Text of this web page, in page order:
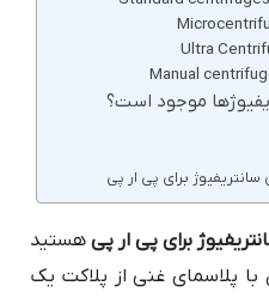
موجود است؟
سانتریفیوژ برای پی ار پی
برای پی ار پیهستید
پلاسمای غنی از پلاکت یک